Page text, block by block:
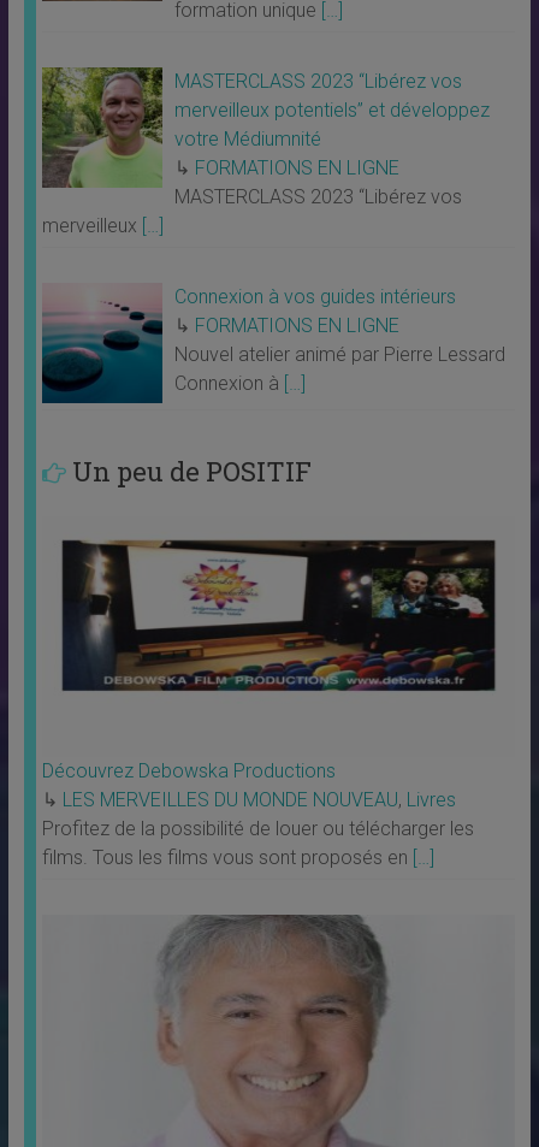
formation unique […]
MASTERCLASS 2023 “Libérez vos
merveilleux potentiels” et développez
votre Médiumnité
↳ FORMATIONS EN LIGNE
MASTERCLASS 2023 “Libérez vos
merveilleux […]
Connexion à vos guides intérieurs
↳ FORMATIONS EN LIGNE
Nouvel atelier animé par Pierre Lessard
Connexion à […]
Un peu de POSITIF
Découvrez Debowska Productions
↳ LES MERVEILLES DU MONDE NOUVEAU, Livres
Profitez de la possibilité de louer ou télécharger les
films. Tous les films vous sont proposés en […]